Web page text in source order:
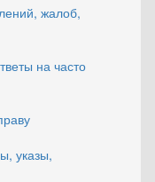
жалоб,
на часто
указы,